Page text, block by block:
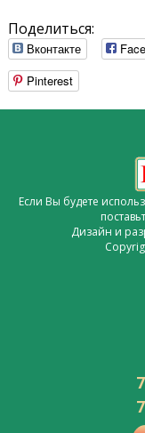
Поделиться:
Вконтакте
Pinterest
Если Вы будете
Дизайн и